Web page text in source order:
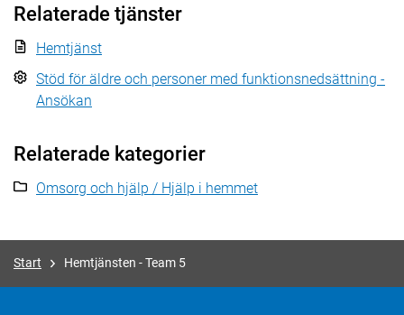
Relaterade tjänster
Hemtjänst
Stöd för äldre och personer med funktionsnedsättning -
Ansökan
Relaterade kategorier
Omsorg och hjälp / Hjälp i hemmet
Start Hemtjänsten - Team 5